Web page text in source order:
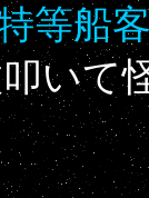
等船
いて